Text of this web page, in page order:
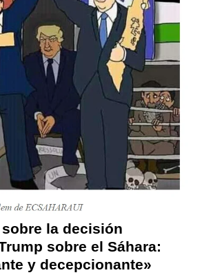
la decisión
sobre el Sáhara:
y decepcionante»